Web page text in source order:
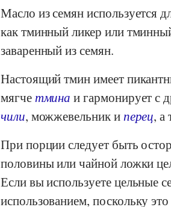
Масло из семян используется
как тминный ликер или
заваренный из семян.
Настоящий тмин имеет
мягчетмина и гармонирует с
чили, можжевельник иперец, а
При порции следует быть
половины или чайной ложки
Если вы используете цельные
использованием, поскольку